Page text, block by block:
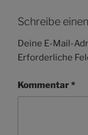
Schreibe
Deine E-Mail-
Erforderliche
Kommentar*